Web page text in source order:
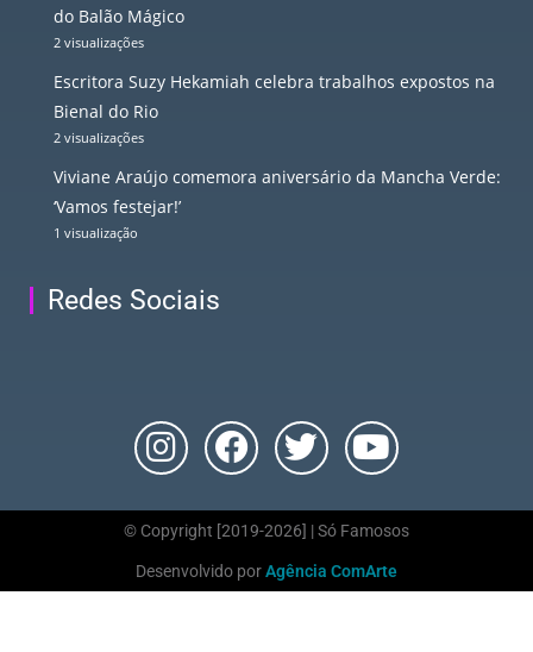
do Balão Mágico
2 visualizações
Escritora Suzy Hekamiah celebra trabalhos expostos na
Bienal do Rio
2 visualizações
Viviane Araújo comemora aniversário da Mancha Verde:
‘Vamos festejar!’
1 visualização
Redes Sociais
© Copyright [2019-2026] | Só Famosos
Desenvolvido porAgência ComArte